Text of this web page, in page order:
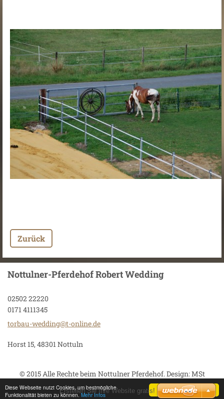
Zustimmen
Diese Webseite nutzt Cookies, um bestmögliche
Funktionalität bieten zu können.Mehr Infos
Zurück
Nottulner-Pferdehof Robert Wedding
02502 22220
0171 4111345
torbau-wedding@t-online.de
Horst 15, 48301 Nottuln
© 2015 Alle Rechte beim Nottulner Pferdehof. Design: MSt
Erstellen Sie Ihre Website gratis!